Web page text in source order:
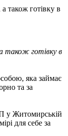
також готівку в
також готівку в
яка займає
та за
у Житомирській
для себе за